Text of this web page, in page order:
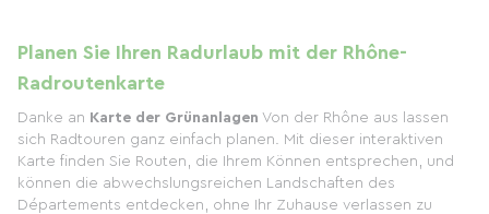
Planen Sie Ihren Radurlaub mit der Rhône-
Radroutenkarte
Danke an Karte der Grünanlagen Von der Rhône aus lassen
sich Radtouren ganz einfach planen. Mit dieser interaktiven
Karte finden Sie Routen, die Ihrem Können entsprechen, und
können die abwechslungsreichen Landschaften des
Départements entdecken, ohne Ihr Zuhause verlassen zu